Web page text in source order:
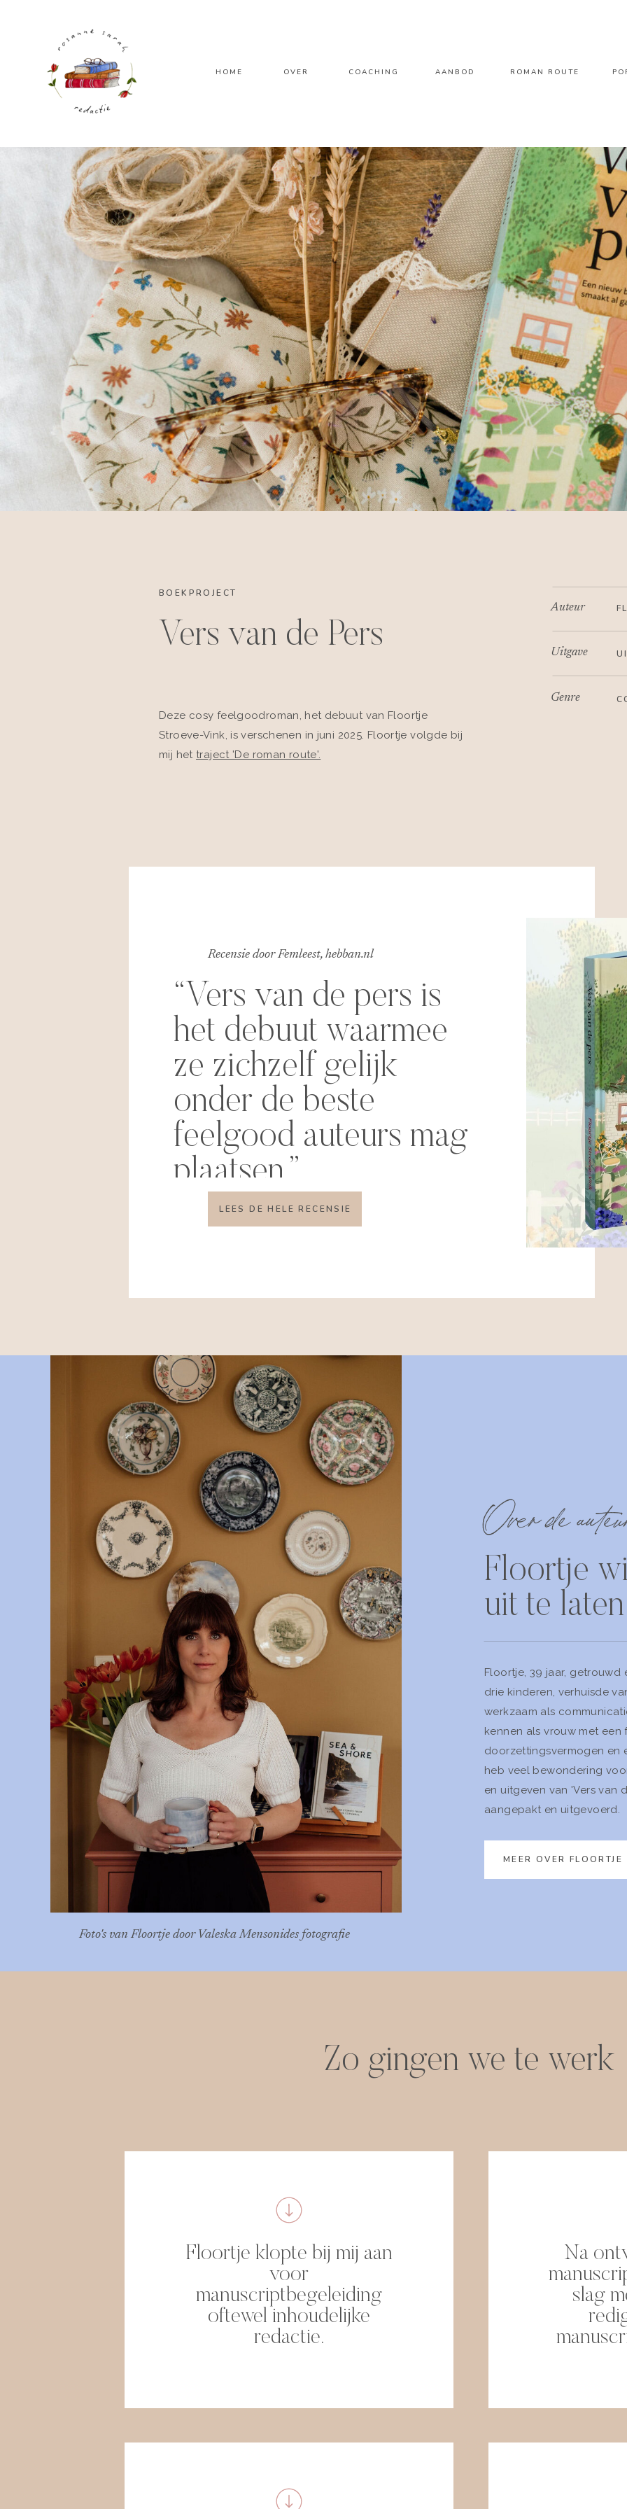
HOME OVER COACHING AANBOD ROMAN ROUTE
Vers van de Pers
BOEKPROJECT
Deze cosy feelgoodroman, het debuut van Floortje
Stroeve-Vink, is verschenen in juni 2025. Floortje volgde bij
mij het traject 'De roman route'.
Auteur
Uitgave
Genre
Recensie door Femleest, hebban.nl
“Vers van de pers is
het debuut waarmee
ze zichzelf gelijk
onder de beste
feelgood auteurs mag
plaatsen.”
LEES DE HELE RECENSIE
Over de
Floortje
uit te
Floortje, 39 jaar, getrouwd
drie kinderen, verhuisde
werkzaam als
kennen als vrouw met een
doorzettingsvermogen en
heb veel bewondering
en uitgeven van 'Vers van
aangepakt en uitgevoerd.
MEER OVER FLOORTJE
Foto's van Floortje door Valeska Mensonides fotografie
Floortje klopte bij mij aan
voor
manuscriptbegeleiding
oftewel inhoudelijke
redactie.
Na
slag
Zo gingen we te werk